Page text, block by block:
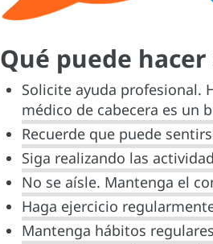
Qué puede
Solicite ayuda profesional.
médico de cabecera es un
Recuerde que puede
Siga realizando las
No se aísle. Mantenga el
Haga ejercicio
Mantenga hábitos